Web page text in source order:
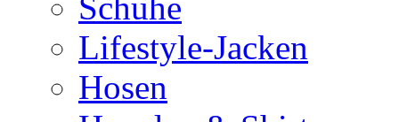
Lifestyle-Jacken
Hosen